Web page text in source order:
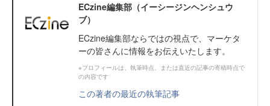
ECzine編集部（イーシージンヘンシュウ
ブ）
ECzine編集部ならではの視点で、マーケタ
ーの皆さんに情報をお伝えいたします。
※プロフィールは、執筆時点、または直近の記事の寄稿時点で
の内容です
この著者の最近の執筆記事